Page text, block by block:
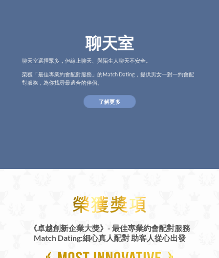
聊天室
聊天室選擇眾多，但線上聊天、與陌生人聊天不安全。
榮獲「最佳專業約會配對服務」的Match Dating，提供男女一對一約會配
對服務，為你找尋最適合的伴侶。
了解更多
《卓越創新企業大獎》- 最佳專業約會配對服務
Match Dating:細心真人配對 助客人從心出發